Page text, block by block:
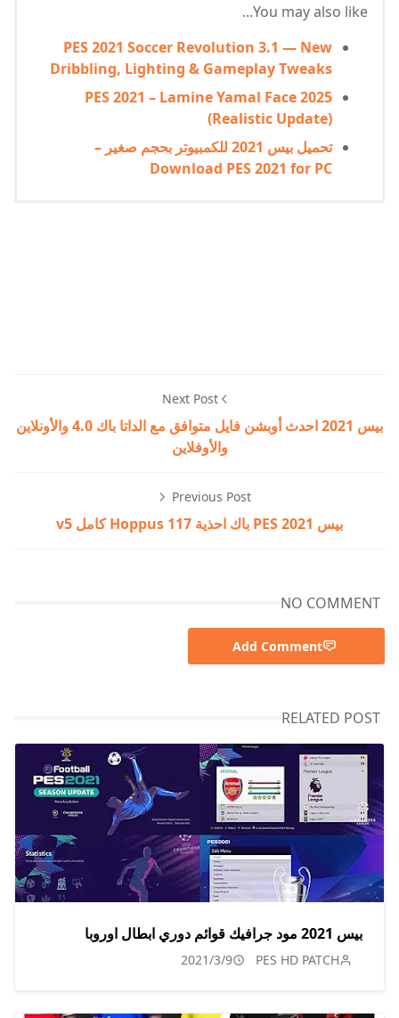
You may also like...
PES 2021 Soccer Revolution 3.1 — New
Dribbling, Lighting & Gameplay Tweaks
PES 2021 – Lamine Yamal Face 2025
(Realistic Update)
تحميل بيس 2021 للكمبيوتر بحجم صغير –
Download PES 2021 for PC
Next Post
بيس 2021 احدث أوبشن فايل متوافق مع الداتا باك 4.0 والأونلاين
والأوفلاين
Previous Post
بيس 2021 PES باك احذية Hoppus 117 كامل v5
NO COMMENT
Add Comment
RELATED POST
بيس 2021 مود جرافيك قوائم دوري ابطال اوروبا
PES HD PATCH
2021/3/9